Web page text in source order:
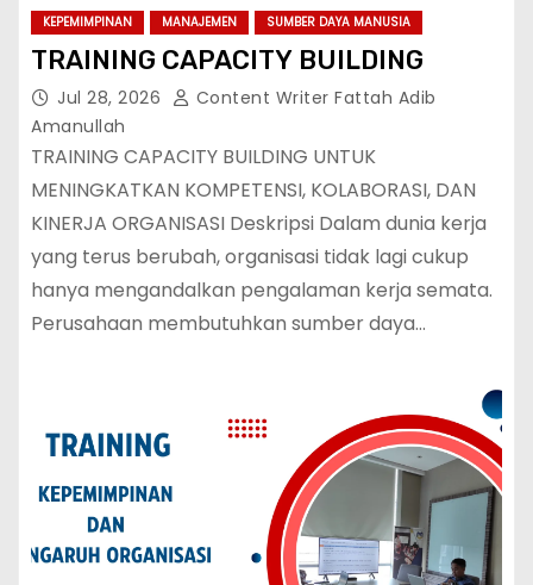
KEPEMIMPINAN MANAJEMEN SUMBER DAYA MANUSIA
TRAINING CAPACITY BUILDING
Jul 28, 2026
Content Writer Fattah Adib
Amanullah
TRAINING CAPACITY BUILDING UNTUK
MENINGKATKAN KOMPETENSI, KOLABORASI, DAN
KINERJA ORGANISASI Deskripsi Dalam dunia kerja
yang terus berubah, organisasi tidak lagi cukup
hanya mengandalkan pengalaman kerja semata.
Perusahaan membutuhkan sumber daya…